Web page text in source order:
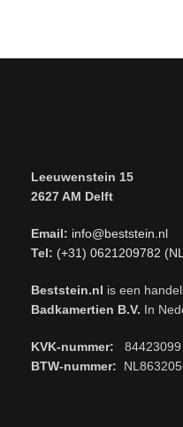
Leeuwenstein 15
2627 AM Delft
Email: info@beststein.nl
Tel: (+31) 0621209782
Beststein.nl is een
Badkamertien B.V. In
KVK-nummer: 84423099
BTW-nummer: